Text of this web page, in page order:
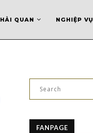
HẢI QUAN NGHIỆP VỤ
FANPAGE